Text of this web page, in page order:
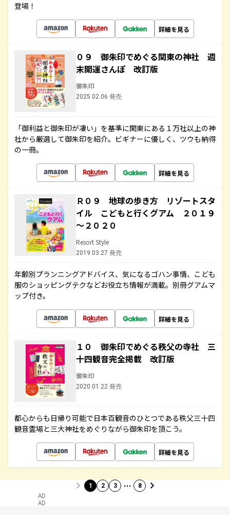
登場！
詳細を見る
０９ 御朱印でめぐる関東の神社 週
末開運さんぽ 改訂版
御朱印
2025.02.06 発売
「御利益と御朱印が凄い」を基準に関東にある１万社以上の神
社から厳選して御朱印を紹介。ビギナーに優しく、ツウも納得
の一冊。
詳細を見る
Ｒ０９ 地球の歩き方 リゾートスタ
イル こどもと行くグアム ２０１９
～２０２０
Resort Style
2019.03.27 発売
年齢別プランニングアドバイス、気になるゴハン事情、こども
服のショッピングテクなどお役立ち情報が満載。別冊グアムマ
ップ付き。
詳細を見る
１０ 御朱印でめぐる秩父の寺社 三
十四観音完全掲載 改訂版
御朱印
2020.01.22 発売
都心からも日帰り可能で日本百観音のひとつである秩父三十四
観音霊場と三大神社をめぐりながら御朱印を頂こう。
詳細を見る
1 2 3 … 8
AD
AD